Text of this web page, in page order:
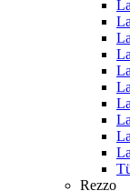
Rezzo